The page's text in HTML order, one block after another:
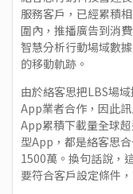
服務客戶，已經累積
圍內，推播廣告到消
智慧分析行動場域數
的移動軌跡。
由於絡客思把LBS場
App業者合作，因此
App累積下載量全球
型App，都是絡客思
1500萬。換句話說，
要符合客戶設定條件